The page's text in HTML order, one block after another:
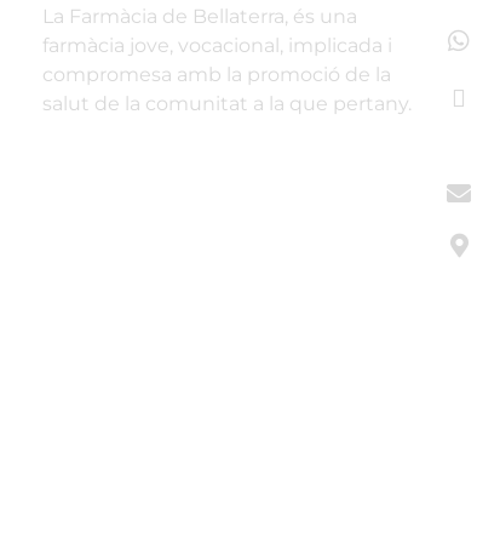
La Farmàcia de Bellaterra, és una
farmàcia jove, vocacional, implicada i
compromesa amb la promoció de la
salut de la comunitat a la que pertany.